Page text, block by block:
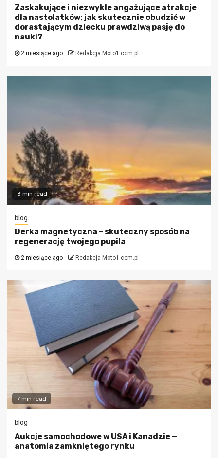
Zaskakujące i niezwykle angażujące atrakcje
dla nastolatków: jak skutecznie obudzić w
dorastającym dziecku prawdziwą pasję do
nauki?
2 miesiące ago Redakcja Moto1.com.pl
3 min read
blog
Derka magnetyczna – skuteczny sposób na
regenerację twojego pupila
2 miesiące ago Redakcja Moto1.com.pl
7 min read
blog
Aukcje samochodowe w USA i Kanadzie —
anatomia zamkniętego rynku